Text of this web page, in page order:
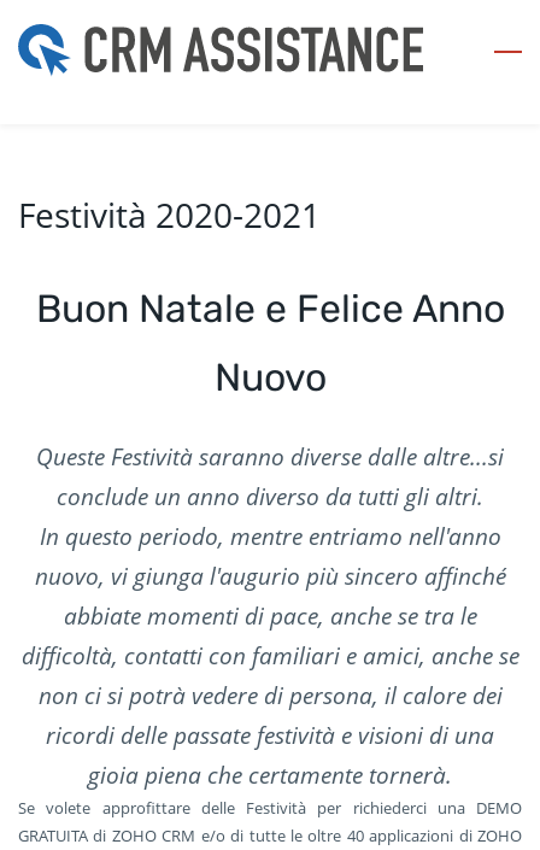
to
Festività 2020-2021
Buon Natale e Felice Anno
Nuovo
Queste Festività saranno diverse dalle altre...si
conclude un anno diverso da tutti gli altri.
In questo periodo, mentre entriamo nell'anno
nuovo, vi giunga l'augurio più sincero affinché
abbiate momenti di pace, anche se tra le
difficoltà, contatti con familiari e amici, anche se
non ci si potrà vedere di persona, il calore dei
ricordi delle passate festività e visioni di una
gioia piena che certamente tornerà.
Se volete approfittare delle Festività per richiederci una DEMO
GRATUITA di ZOHO CRM e/o di tutte le oltre 40 applicazioni di ZOHO